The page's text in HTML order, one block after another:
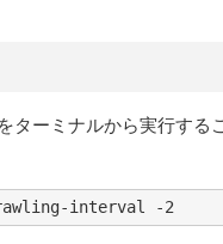
ーミナルから実行する